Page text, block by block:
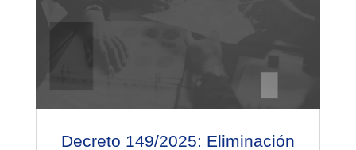
Decreto 149/2025: Eliminación